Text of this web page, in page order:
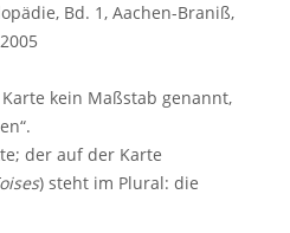
Bd. 1, Aachen-Braniß,
kein Maßstab genannt,
der auf der Karte
) steht im Plural: die